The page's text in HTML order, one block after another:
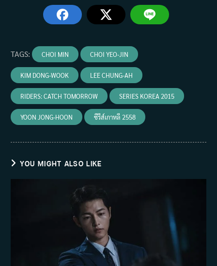
TAGS: CHOI MIN CHOI YEO-JIN
KIM DONG-WOOK LEE CHUNG-AH
RIDERS: CATCH TOMORROW SERIES KOREA 2015
YOON JONG-HOON ซีรีส์เกาหลี 2558
YOU MIGHT ALSO LIKE